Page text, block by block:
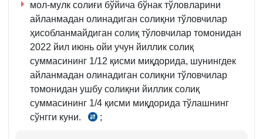
мол-мулк солиғи бўйича бўнак тўловларини
айланмадан олинадиган солиқни тўловчилар
ҳисобланмайдиган солиқ тўловчилар томонидан
2022 йил июнь ойи учун йиллик солиқ
суммасининг 1/12 қисми миқдорида, шунингдек
айланмадан олинадиган солиқни тўловчилар
томонидан ушбу солиқни йиллик солиқ
суммасининг 1/4 қисми миқдорида тўлашнинг
сўнгги куни.
СК
;